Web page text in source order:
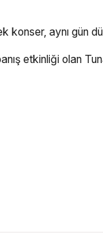
aynı gün
etkinliği olan